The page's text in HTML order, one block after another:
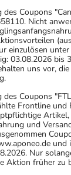
des Coupons
Nicht
einzulösen
03.08.2026 bis
uns vor,
des Coupons
Frontline
Artikel,
und
und
Nur
Aktion früher zu